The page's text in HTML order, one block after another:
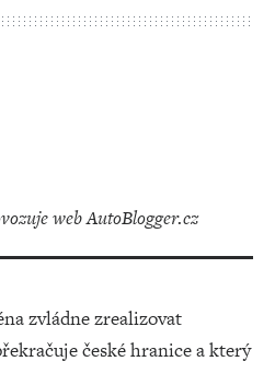
web AutoBlogger.cz
zvládne zrealizovat
české hranice a který